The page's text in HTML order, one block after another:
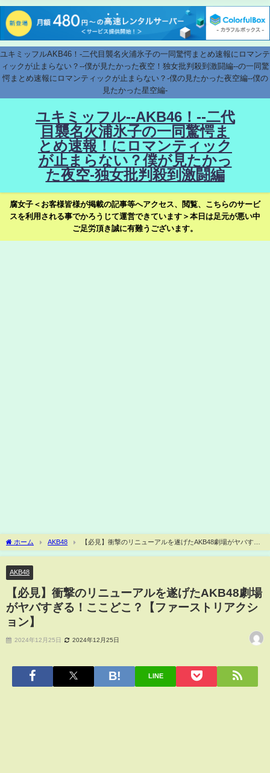
ユキミッフルAKB46！-二代目襲名火浦氷子の一同驚愕まとめ速報にロマンテ
ィックが止まらない？--僕が見たかった夜空！独女批判殺到激闘編--の一同驚
愕まとめ速報にロマンティックが止まらない？-僕の見たかった夜空編--僕の
見たかった星空編-
ユキミッフル--AKB46！--二代
目襲名火浦氷子の一同驚愕ま
とめ速報！にロマンティック
が止まらない？僕が見たかっ
た夜空-独女批判殺到激闘編
腐女子＜お客様皆様が掲載の記事等へアクセス、閲覧、こちらのサービ
スを利用される事でかろうじて運営できています＞本日は足元が悪い中
ご足労頂き誠に有難うございます。
ホーム AKB48
【必見】衝撃のリニューアルを遂げたAKB48劇場がヤバすぎ
る！ここどこ？【ファーストリアクション】
AKB48
【必見】衝撃のリニューアルを遂げたAKB48劇場
がヤバすぎる！ここどこ？【ファーストリアクシ
ョン】
2024年12月25日 2024年12月25日
LINE